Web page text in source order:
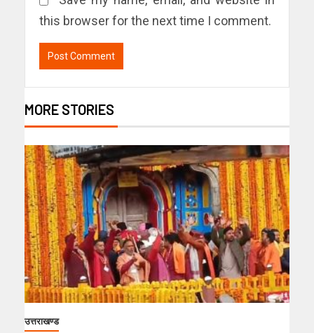
this browser for the next time I comment.
MORE STORIES
उत्तराखण्ड